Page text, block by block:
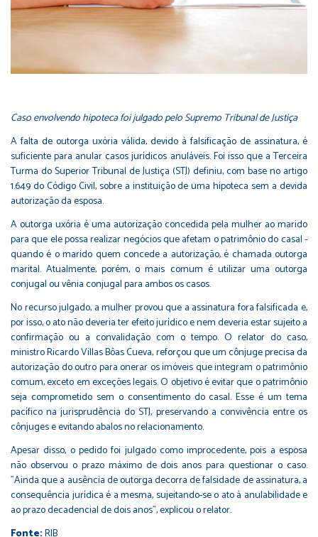
Caso envolvendo hipoteca foi julgado pelo Supremo Tribunal de Justiça
A falta de outorga uxória válida, devido à falsificação de assinatura, é
suficiente para anular casos jurídicos anuláveis. Foi isso que a Terceira
Turma do Superior Tribunal de Justiça (STJ) definiu, com base no artigo
1.649 do Código Civil, sobre a instituição de uma hipoteca sem a devida
autorização da esposa.
A outorga uxória é uma autorização concedida pela mulher ao marido
para que ele possa realizar negócios que afetam o patrimônio do casal -
quando é o marido quem concede a autorização, é chamada outorga
marital. Atualmente, porém, o mais comum é utilizar uma outorga
conjugal ou vênia conjugal para ambos os casos.
No recurso julgado, a mulher provou que a assinatura fora falsificada e,
por isso, o ato não deveria ter efeito jurídico e nem deveria estar sujeito a
confirmação ou a convalidação com o tempo. O relator do caso,
ministro Ricardo Villas Bôas Cueva, reforçou que um cônjuge precisa da
autorização do outro para onerar os imóveis que integram o patrimônio
comum, exceto em exceções legais. O objetivo é evitar que o patrimônio
seja comprometido sem o consentimento do casal. Esse é um tema
pacífico na jurisprudência do STJ, preservando a convivência entre os
cônjuges e evitando abalos no relacionamento.
Apesar disso, o pedido foi julgado como improcedente, pois a esposa
não observou o prazo máximo de dois anos para questionar o caso.
"Ainda que a ausência de outorga decorra de falsidade de assinatura, a
consequência jurídica é a mesma, sujeitando-se o ato à anulabilidade e
ao prazo decadencial de dois anos", explicou o relator.
Fonte:RIB